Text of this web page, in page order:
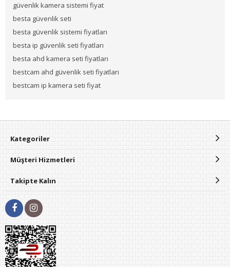
güvenlik kamera sistemi fiyat
besta güvenlik seti
besta güvenlik sistemi fiyatları
besta ip güvenlik seti fiyatları
besta ahd kamera seti fiyatları
bestcam ahd güvenlik seti fiyatları
bestcam ip kamera seti fiyat
Kategoriler
Müşteri Hizmetleri
Takipte Kalın